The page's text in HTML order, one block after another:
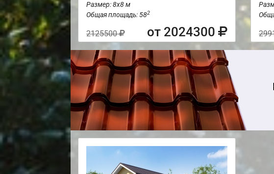
Размер: 8х8 м
Общая площадь: 582
2125500 от 2024300